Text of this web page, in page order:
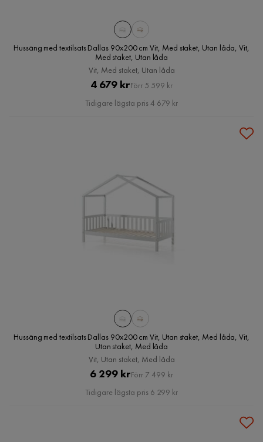
Hussäng med textilsats Dallas 90x200 cm Vit, Med staket, Utan låda, Vit,
Med staket, Utan låda
Vit, Med staket, Utan låda
Pris
4 679 krOriginal
Pris
Förr 5 599 kr
Tidigare lägsta pris 4 679 kr
Hussäng med textilsats Dallas 90x200 cm Vit, Utan staket, Med låda, Vit,
Utan staket, Med låda
Vit, Utan staket, Med låda
Pris
6 299 krOriginal
Pris
Förr 7 499 kr
Tidigare lägsta pris 6 299 kr